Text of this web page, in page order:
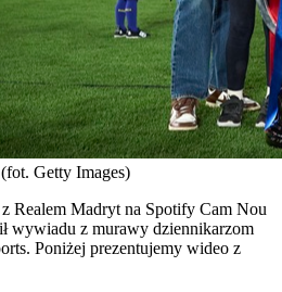
Getty Images)
Realem Madryt na Spotify Cam Nou
wywiadu z murawy dziennikarzom
Poniżej prezentujemy wideo z